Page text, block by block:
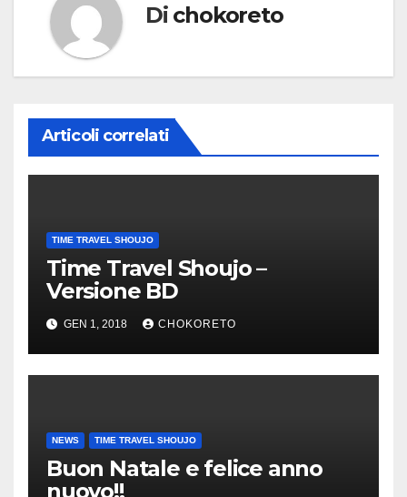
Di chokoreto
Articoli correlati
TIME TRAVEL SHOUJO
Time Travel Shoujo –
Versione BD
GEN 1, 2018 CHOKORETO
NEWS TIME TRAVEL SHOUJO
Buon Natale e felice anno
nuovo!!